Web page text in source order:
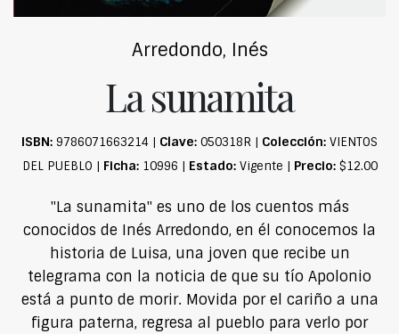
Arredondo, Inés
La sunamita
ISBN: 9786071663214 | Clave: 050318R | Colección: VIENTOS
DEL PUEBLO | Ficha:10996 | Estado:Vigente | Precio:$12.00
"La sunamita" es uno de los cuentos más
conocidos de Inés Arredondo, en él conocemos la
historia de Luisa, una joven que recibe un
telegrama con la noticia de que su tío Apolonio
está a punto de morir. Movida por el cariño a una
figura paterna, regresa al pueblo para verlo por